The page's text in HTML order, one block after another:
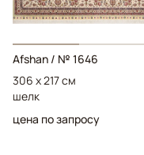
Afshan / № 1646
306 x 217 см
шелк
цена по запросу